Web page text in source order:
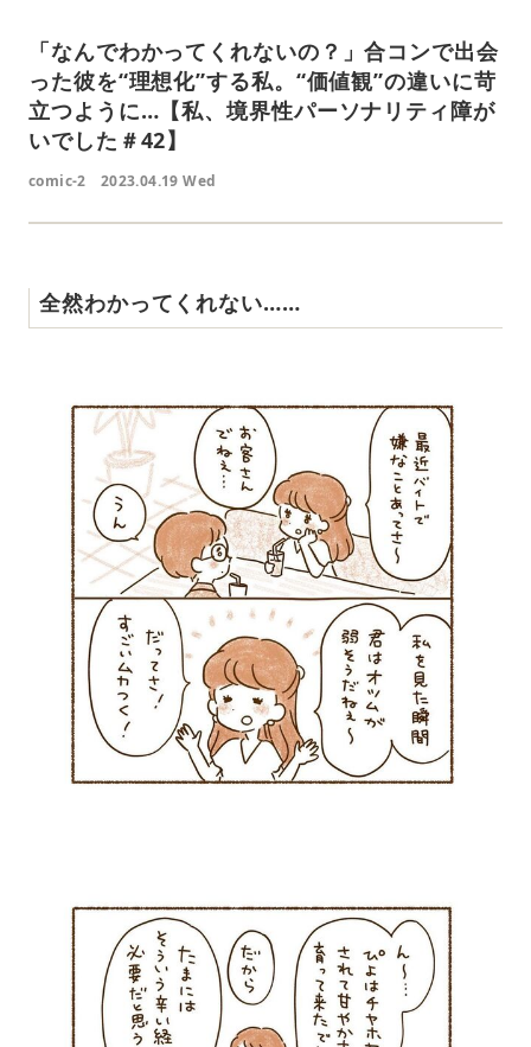
「なんでわかってくれないの？」合コンで出会
った彼を“理想化”する私。“価値観”の違いに苛
立つように…【私、境界性パーソナリティ障が
いでした＃42】
comic-2 2023.04.19 Wed
全然わかってくれない……